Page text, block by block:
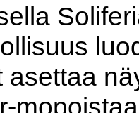
asettaa